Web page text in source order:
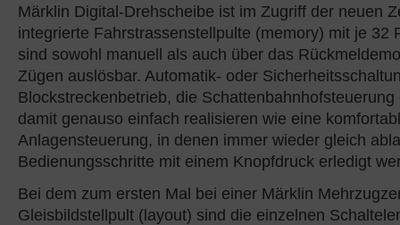
Märklin Digital-Drehscheibe ist im Zugriff der neuen
integrierte Fahrstrassenstellpulte (memory) mit je 32
sind sowohl manuell als auch über das
Zügen auslösbar. Automatik- oder
Blockstreckenbetrieb, die
damit genauso einfach realisieren wie eine
Anlagensteuerung, in denen immer wieder gleich
Bedienungsschritte mit einem Knopfdruck erledigt
Bei dem zum ersten Mal bei einer Märklin
Gleisbildstellpult (layout) sind die einzelnen